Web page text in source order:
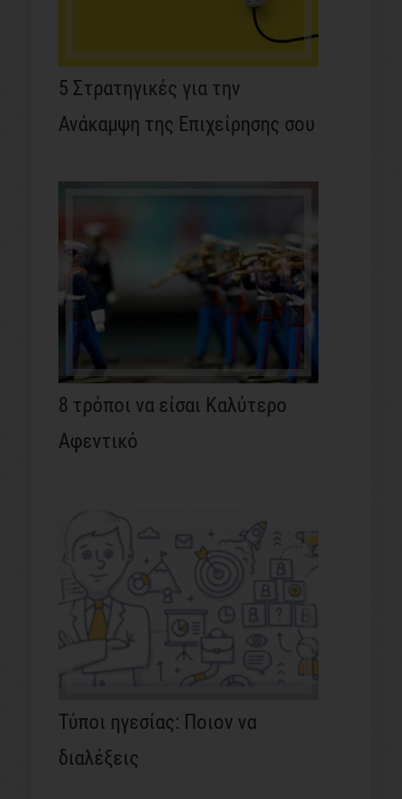
5 Στρατηγικές για την
Ανάκαμψη της Επιχείρησης σου
8 τρόποι να είσαι Καλύτερο
Αφεντικό
Τύποι ηγεσίας: Ποιον να
διαλέξεις